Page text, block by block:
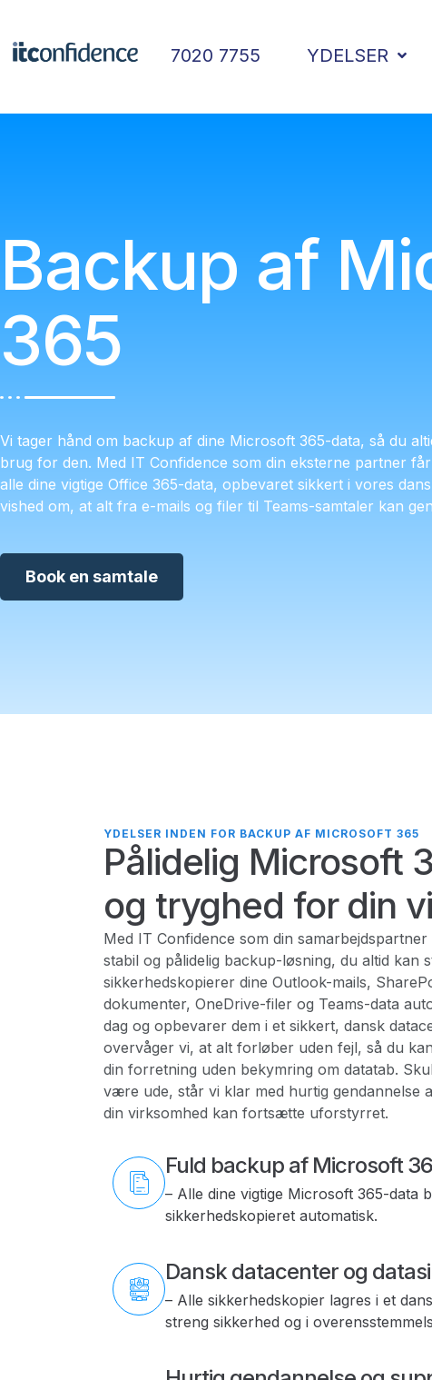
7020 7755 YDELSER
Backup af
365
Vi tager hånd om backup af dine Microsoft 365-data, så du
brug for den. Med IT Confidence som din eksterne partner
alle dine vigtige Office 365-data, opbevaret sikkert i vores
vished om, at alt fra e-mails og filer til Teams-samtaler kan
Book en samtale
YDELSER INDEN FOR BACKUP AF MICROSOFT 365
Pålidelig Microsoft
og tryghed for din
Med IT Confidence som din
stabil og pålidelig backup-løsning, du altid kan
sikkerhedskopierer dine Outlook-mails,
dokumenter, OneDrive-filer og Teams-data
dag og opbevarer dem i et sikkert, dansk
overvåger vi, at alt forløber uden fejl, så du
din forretning uden bekymring om datatab.
være ude, står vi klar med hurtig gendannelse
din virksomhed kan fortsætte uforstyrret.
Fuld backup af Microsoft
– Alle dine vigtige Microsoft 365-data
sikkerhedskopieret automatisk.
Dansk datacenter og
– Alle sikkerhedskopier lagres i et
streng sikkerhed og i